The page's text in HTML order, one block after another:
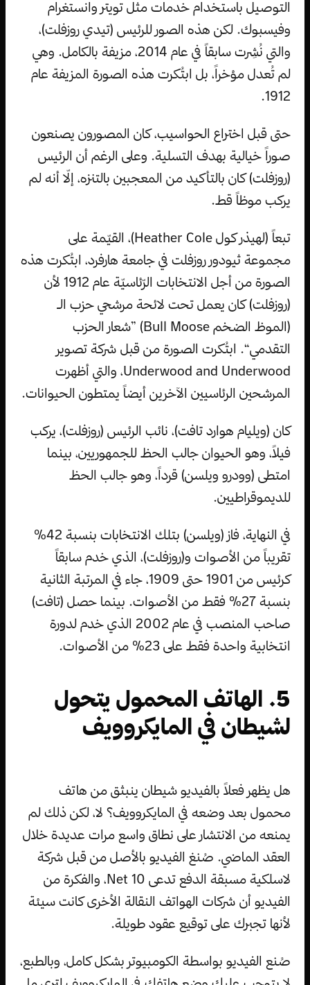
التوصيل باستخدام خدمات مثل تويتر وانستغرام
وفيسبوك. لكن هذه الصور للرئيس (تيدي روزفلت)،
والتي نُشِرت سابقاً في عام 2014، مزيفة بالكامل. وهي
لم تُعدل مؤخراً، بل ابتُكرت هذه الصورة المزيفة عام
1912.
حتى قبل اختراع الحواسيب، كان المصورون يصنعون
صوراً خيالية بهدف التسلية. وعلى الرغم أن الرئيس
(روزفلت) كان بالتأكيد من المعجبين بالتنزه، إلّا أنه لم
يركب موظاً قط.
تبعاً (لهيذر كول Heather Cole)، القيّمة على
مجموعة ثيودور روزفلت في جامعة هارفرد، ابتُكرت هذه
الصورة من أجل الانتخابات الرّئاسيّة عام 1912 لأن
(روزفلت) كان يعمل تحت لائحة مرشحي حزب الـ
(الموظ الضخم Bull Moose) ”شعار الحزب
التقدمي“. ابتُكرت الصورة من قبل شركة تصوير
Underwood and Underwood، والتي أظهرت
المرشحين الرئاسيين الآخرين أيضاً يمتطون الحيوانات.
كان (ويليام هوارد تافت)، نائب الرئيس (روزفلت)، يركب
فيلاً، وهو الحيوان جالب الحظ للجمهوريين، بينما
امتطى (وودرو ويلسن) قرداً، وهو جالب الحظ
للديموقراطيين.
في النهاية، فاز (ويلسن) بتلك الانتخابات بنسبة 42%
تقريباً من الأصوات و(روزفلت)، الذي خدم سابقاً
كرئيس من 1901 حتى 1909، جاء في المرتبة الثانية
بنسبة 27% فقط من الأصوات. بينما حصل (تافت)
صاحب المنصب في عام 2002 الذي خدم لدورة
انتخابية واحدة فقط على 23% من الأصوات.
5. الهاتف المحمول يتحول
لشيطان في المايكروويف
هل يظهر فعلاً بالفيديو شيطان ينبثق من هاتف
محمول بعد وضعه في المايكروويف؟ لا، لكن ذلك لم
يمنعه من الانتشار على نطاق واسع مرات عديدة خلال
العقد الماضي. صُنغ الفيديو بالأصل من قبل شركة
لاسلكية مسبقة الدفع تدعى Net 10، والفكرة من
الفيديو أن شركات الهواتف النقالة الأخرى كانت سيئة
لأنها تجبرك على توقيع عقود طويلة.
صُنع الفيديو بواسطة الكومبيوتر بشكل كامل، وبالطبع،